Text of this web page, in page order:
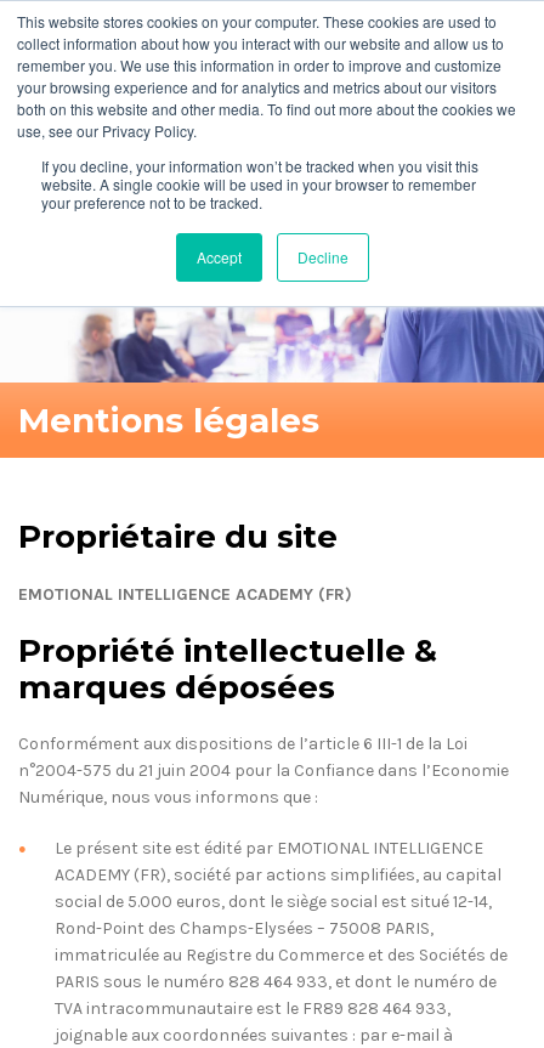
This website stores cookies on your computer. These cookies are used to
collect information about how you interact with our website and allow us to
remember you. We use this information in order to improve and customize
your browsing experience and for analytics and metrics about our visitors
both on this website and other media. To find out more about the cookies we
use, see our Privacy Policy.
If you decline, your information won’t be tracked when you visit this
website. A single cookie will be used in your browser to remember
your preference not to be tracked.
Accept Decline
+33 (0)1 53 53 14 61
Mon compte Panier
FR
Mentions légales
Propriétaire du site
EMOTIONAL INTELLIGENCE ACADEMY (FR)
Propriété intellectuelle &
marques déposées
Conformément aux dispositions de l’article 6 III-1 de la Loi
n°2004-575 du 21 juin 2004 pour la Confiance dans l’Economie
Numérique, nous vous informons que :
Le présent site est édité par EMOTIONAL INTELLIGENCE
ACADEMY (FR), société par actions simplifiées, au capital
social de 5.000 euros, dont le siège social est situé 12-14,
Rond-Point des Champs-Elysées – 75008 PARIS,
immatriculée au Registre du Commerce et des Sociétés de
PARIS sous le numéro 828 464 933, et dont le numéro de
TVA intracommunautaire est le FR89 828 464 933,
joignable aux coordonnées suivantes : par e-mail à